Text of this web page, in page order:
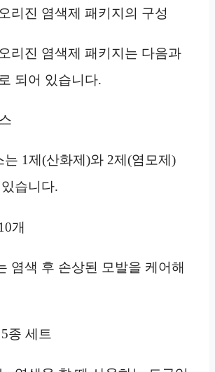
리진 염색제 패키지의 구성
리진 염색제 패키지는 다음과
되어 있습니다.
는 1제(산화제)와 2제(염모제)
습니다.
개
염색 후 손상된 모발을 케어해
종 세트